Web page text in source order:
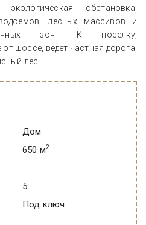
экологическая обстановка,
лесных массивов и
зон. К поселку,
шоссе, ведет частная дорога,
лес.
Дом
650 м2
5
под ключ